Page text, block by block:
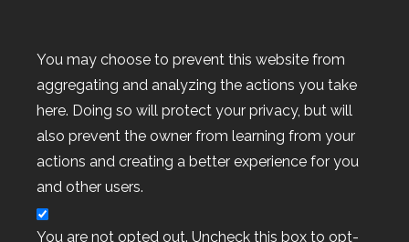
Kategorien
You may choose to prevent this website from
aggregating and analyzing the actions you take
here. Doing so will protect your privacy, but will
also prevent the owner from learning from your
actions and creating a better experience for you
and other users.
You are not opted out. Uncheck this box to opt-